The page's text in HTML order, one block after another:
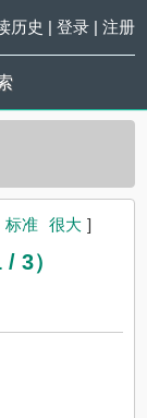
历史 | 登录| 注册
标准 很大 ]
3）